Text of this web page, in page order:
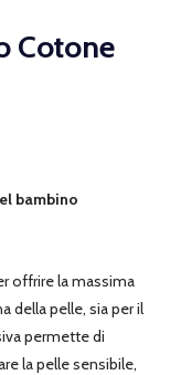
Cotone
bambino
offrire la massima
della pelle, sia per il
permette di
la pelle sensibile,